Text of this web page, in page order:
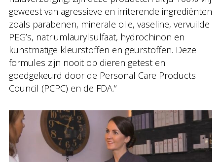
geweest van agressieve en irriterende ingrediënten
zoals parabenen, minerale olie, vaseline, vervuilde
PEG’s, natriumlaurylsulfaat, hydrochinon en
kunstmatige kleurstoffen en geurstoffen. Deze
formules zijn nooit op dieren getest en
goedgekeurd door de Personal Care Products
Council (PCPC) en de FDA.”